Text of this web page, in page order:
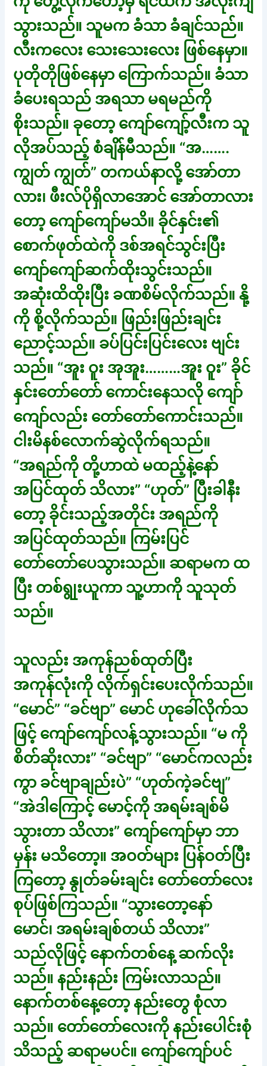
သွားသည်။ သူမက ခံသာ ခံချင်သည်။
လီးကလေး သေးသေးလေး ဖြစ်နေမှာ။
ပုတိုတိုဖြစ်နေမှာ ကြောက်သည်။ ခံသာ
ခံပေးရသည် အရသာ မရမည်ကို
စိုးသည်။ ခုတော့ ကျော်ကျော့်လီးက သူ
လိုအပ်သည့် စံချိန်မီသည်။ “အ…….
ကျွတ် ကျွတ်” တကယ်နာလို့ အော်တာ
လား၊ ဖီးလ်ပိုရှိလာအောင် အော်တာလား
တော့ ကျော်ကျော်မသိ။ ခိုင်နှင်း၏
စောက်ဖုတ်ထဲကို ဒစ်အရင်သွင်းပြီး
ကျော်ကျော်ဆက်ထိုးသွင်းသည်။
အဆုံးထိထိုးပြီး ခဏစိမ်လိုက်သည်။ နို့
ကို စို့လိုက်သည်။ ဖြည်းဖြည်းချင်း
ညောင့်သည်။ ခပ်ပြင်းပြင်းလေး ဗျင်း
သည်။ “အူး ဝူး အုအူး………အူး ဝူး” ခိုင်
နှင်းတော်တော် ကောင်းနေသလို ကျော်
ကျော်လည်း တော်တော်ကောင်းသည်။
ငါးမိနစ်လောက်ဆွဲလိုက်ရသည်။
“အရည်ကို တို့ဟာထဲ မထည့်နဲ့နော်
အပြင်ထုတ် သိလား” “ဟုတ်” ပြီးခါနီး
တော့ ခိုင်းသည့်အတိုင်း အရည်ကို
အပြင်ထုတ်သည်။ ကြမ်းပြင်
တော်တော်ပေသွားသည်။ ဆရာမက ထ
ပြီး တစ်ရွုးယူကာ သူ့ဟာကို သူသုတ်
သည်။
သူလည်း အကုန်ညစ်ထုတ်ပြီး
အကုန်လုံးကို လိုက်ရှင်းပေးလိုက်သည်။
“မောင်” “ခင်ဗျာ” မောင် ဟုခေါ်လိုက်သ
ဖြင့် ကျော်ကျော်လန့်သွားသည်။ “မ ကို
စိတ်ဆိုးလား” “ခင်ဗျာ” “မောင်ကလည်း
ကွာ ခင်ဗျာချည်းပဲ” “ဟုတ်ကဲ့ခင်ဗျ”
“အဲဒါကြောင့် မောင့်ကို အရမ်းချစ်မိ
သွားတာ သိလား” ကျော်ကျော်မှာ ဘာ
မှန်း မသိတော့။ အဝတ်များ ပြန်ဝတ်ပြီး
ကြတော့ နွုတ်ခမ်းချင်း တော်တော်လေး
စုပ်ဖြစ်ကြသည်။ “သွားတော့နော်
မောင်၊ အရမ်းချစ်တယ် သိလား”
သည်လိုဖြင့် နောက်တစ်နေ့ ဆက်လိုး
သည်။ နည်းနည်း ကြမ်းလာသည်။
နောက်တစ်နေ့တော့ နည်းတွေ စုံလာ
သည်။ တော်တော်လေးကို နည်းပေါင်းစုံ
သိသည့် ဆရာမပင်။ ကျော်ကျော်ပင်